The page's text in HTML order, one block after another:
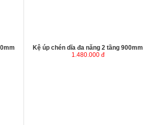
Kệ úp chén dĩa đa năng 2 tầng 900mm
1.480.000 đ